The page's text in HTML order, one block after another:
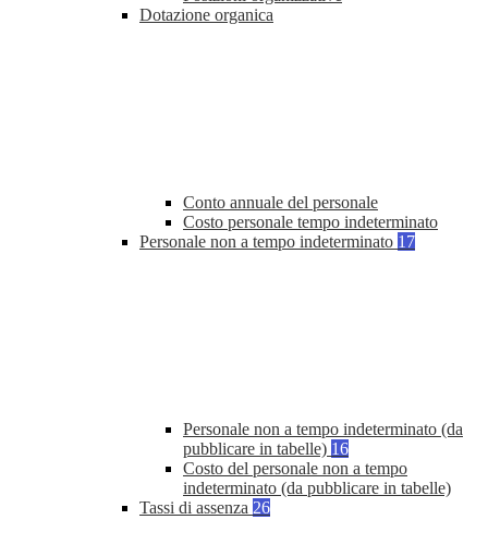
Dotazione organica
Conto annuale del personale
Costo personale tempo indeterminato
Personale non a tempo indeterminato 17
Personale non a tempo indeterminato (da
pubblicare in tabelle) 16
Costo del personale non a tempo
indeterminato (da pubblicare in tabelle)
Tassi di assenza 26